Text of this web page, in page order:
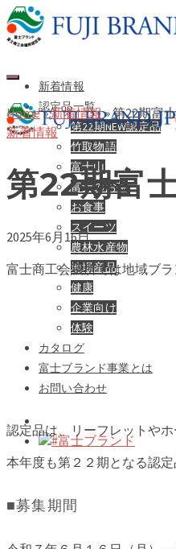
新着情報
認定品一覧
第22期NEW認定品
竹取物語
富士山
富士のお茶
お食事
スイーツ
農林水産物
地場産品
健康
企業向け
体験
カタログ
富士ブランド事業とは
お問い合わせ
#富士ブランド
Home»新着情報»第22期富
新着情報
第22期富
2025年6月16日
富士商工会議所では地域ブ
認定品は、リーフレットや
本年度も第２２期となる認
■募集期間